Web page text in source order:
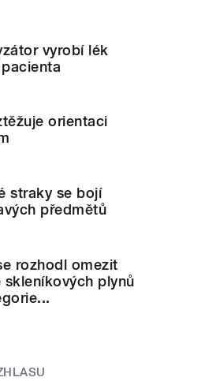
vyrobí lék
orientaci
straky se bojí
předmětů
rozhodl omezit
skleníkových plynů